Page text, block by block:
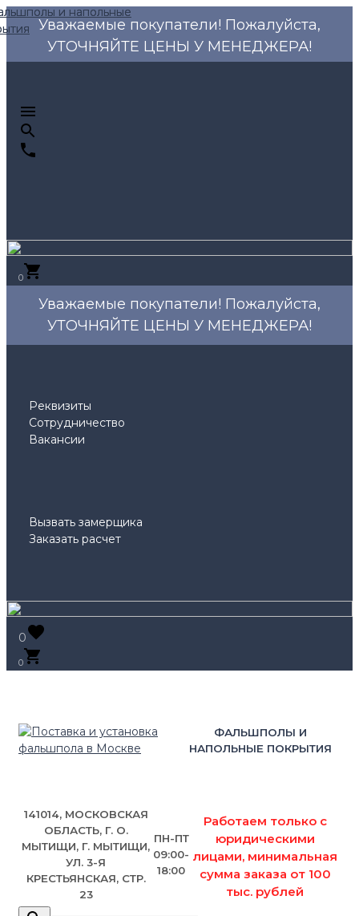
Уважаемые покупатели! Пожалуйста,
УТОЧНЯЙТЕ ЦЕНЫ У МЕНЕДЖЕРА!
0
Уважаемые покупатели! Пожалуйста,
УТОЧНЯЙТЕ ЦЕНЫ У МЕНЕДЖЕРА!
Реквизиты
Сотрудничество
Вакансии
Вызвать замерщика
Заказать расчет
0
0
ФАЛЬШПОЛЫ И
НАПОЛЬНЫЕ ПОКРЫТИЯ
141014, МОСКОВСКАЯ
ОБЛАСТЬ, Г. О.
МЫТИЩИ, Г. МЫТИЩИ,
УЛ. 3-Я
КРЕСТЬЯНСКАЯ, СТР.
23
ПН-ПТ
09:00-
18:00
Работаем только с
юридическими
лицами, минимальная
сумма заказа от 100
тыс. рублей